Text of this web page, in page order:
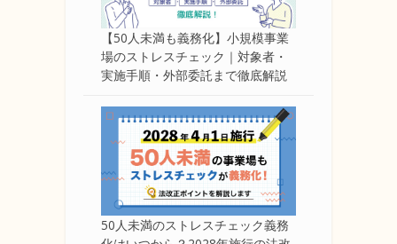
【50人未満も義務化】小規模事業
場のストレスチェック｜対象者・
実施手順・外部委託まで徹底解説
50人未満のストレスチェック義務